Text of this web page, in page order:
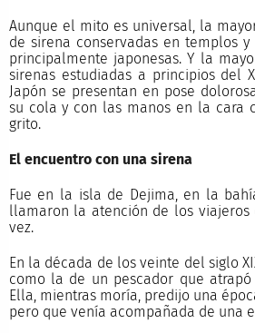
Aunque el mito es universal, la
de sirena conservadas en templos y
principalmente japonesas. Y la
sirenas estudiadas a principios del
Japón se presentan en pose
su cola y con las manos en la cara
grito.
El encuentro con una sirena
Fue en la isla de Dejima, en la
llamaron la atención de los viajeros
vez.
En la década de los veinte del siglo
como la de un pescador que
Ella, mientras moría, predijo una
pero que venía acompañada de una